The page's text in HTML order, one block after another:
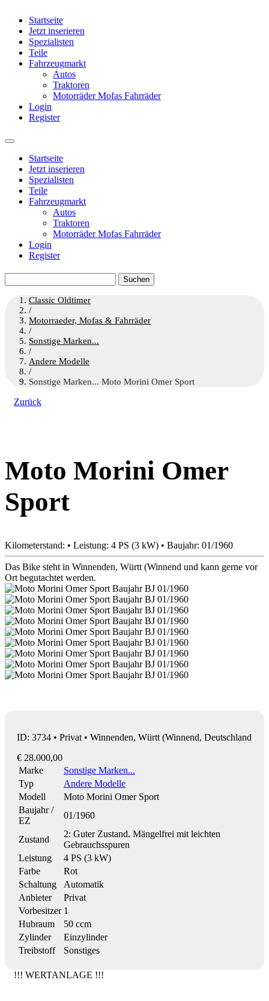
Startseite
Jetzt inserieren
Spezialisten
Teile
Fahrzeugmarkt
Autos
Traktoren
Motorräder Mofas Fahrräder
Login
Register
Startseite
Jetzt inserieren
Spezialisten
Teile
Fahrzeugmarkt
Autos
Traktoren
Motorräder Mofas Fahrräder
Login
Register
nach:
Classic Oldtimer
/
Motorraeder, Mofas & Fahrräder
/
Sonstige Marken...
/
Andere Modelle
/
Sonstige Marken... Moto Morini Omer Sport
Zurück
Moto Morini Omer
Sport
Kilometerstand: • Leistung: 4 PS (3 kW) • Baujahr: 01/1960
Das Bike steht in Winnenden, Württ (Winnend und kann gerne vor
Ort begutachtet werden.
ID: 3734 • Privat • Winnenden, Württ (Winnend, Deutschland
€ 28.000,00
Marke
Sonstige Marken...
Typ
Andere Modelle
Modell
Moto Morini Omer Sport
Baujahr /
EZ
01/1960
Zustand
2: Guter Zustand. Mängelfrei mit leichten
Gebrauchsspuren
Leistung
4 PS (3 kW)
Farbe
Rot
Schaltung
Automatik
Anbieter
Privat
Vorbesitzer 1
Hubraum
50 ccm
Zylinder
Einzylinder
Treibstoff
Sonstiges
!!! WERTANLAGE !!!